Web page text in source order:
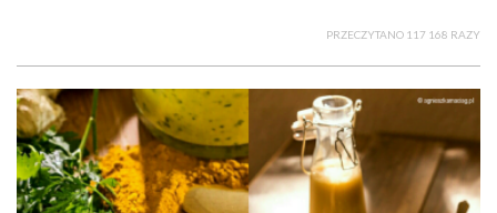
PRZECZYTANO 117 168 RAZY